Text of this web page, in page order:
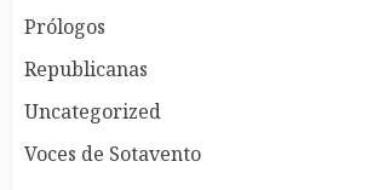
Prólogos
Republicanas
Uncategorized
Voces de Sotavento